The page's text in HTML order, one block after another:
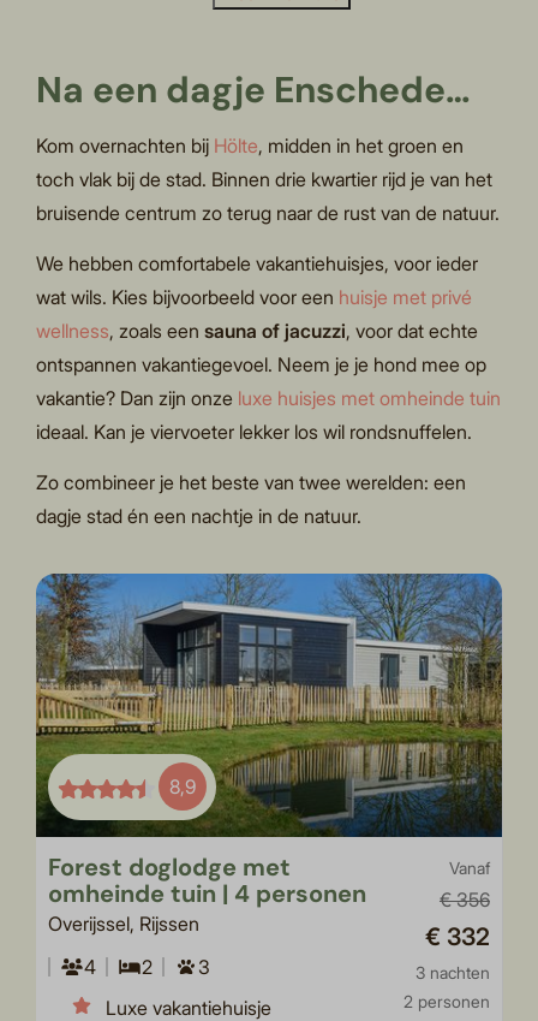
Na een dagje Enschede…
Kom overnachten bij Hölte, midden in het groen en
toch vlak bij de stad. Binnen drie kwartier rijd je van het
bruisende centrum zo terug naar de rust van de natuur.
We hebben comfortabele vakantiehuisjes, voor ieder
wat wils. Kies bijvoorbeeld voor een huisje met privé
wellness, zoals eensauna of jacuzzi, voor dat echte
ontspannen vakantiegevoel. Neem je je hond mee op
vakantie? Dan zijn onze luxe huisjes met omheinde tuin
ideaal. Kan je viervoeter lekker los wil rondsnuffelen.
Zo combineer je het beste van twee werelden: een
dagje stad én een nachtje in de natuur.
8,9
Vanaf
€ 356
€ 332
3 nachten
2 personen
Forest doglodge met
omheinde tuin | 4 personen
Overijssel, Rijssen
4
2
3
Luxe vakantiehuisje